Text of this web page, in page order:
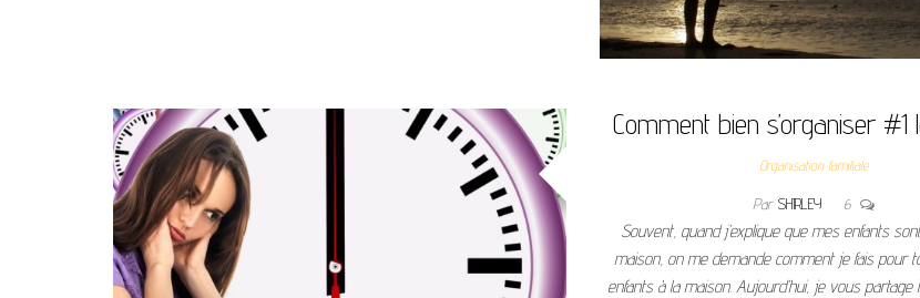
Comment bien s’organiser #1
Organisation familiale
Par SHIRLEY 6
Souvent, quand j’explique que mes enfants
maison, on me demande comment je fais pour
enfants à la maison. Aujourd’hui, je vous